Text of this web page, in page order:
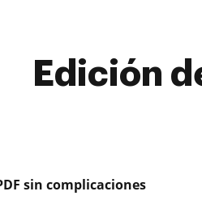
Edición
sin complicaciones